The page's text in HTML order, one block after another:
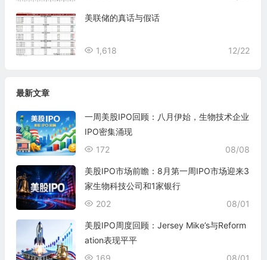
美联储的真话与假话
12/22
1,618
最新文章
一周美股IPO回顾：八月伊始，生物技术企业
IPO密集涌现
08/08
172
美股IPO市场前瞻：8月第一周IPO市场迎来3
家生物科技公司和1家银行
08/01
202
美股IPO周度回顾：Jersey Mike’s与Reform
ation表现平平
08/01
169